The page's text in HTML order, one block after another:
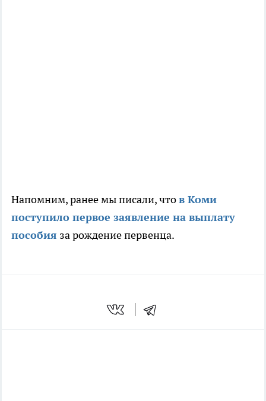
Напомним, ранее мы писали, чтов Коми
поступило первое заявление на выплату
пособия за рождение первенца.